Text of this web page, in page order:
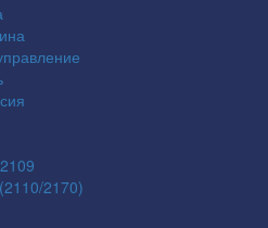
2170)